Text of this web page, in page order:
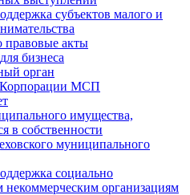
субъектов малого и
правовые акты
бизнеса
орган
МСП
имущества,
в собственности
муниципального
социально
организациям